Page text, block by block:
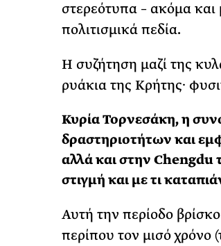
στερεότυπα – ακόμα
πολιτισμικά πεδία.
Η συζήτηση μαζί της
ρυάκια της Κρήτης·
Κυρία Τορνεσάκη, η
δραστηριοτήτων και
αλλά και στην Chengdu
στιγμή και με τι
Αυτή την περίοδο
περίπου τον μισό χρόνο